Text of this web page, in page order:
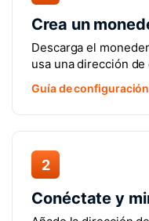
Crea un
Descarga el
usa una dirección de
Guía de
2
Conéctate y